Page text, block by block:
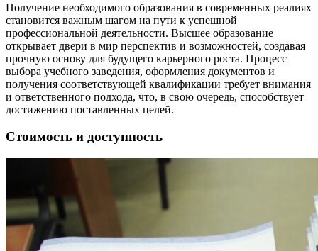
Получение необходимого образования в современных реалиях
становится важным шагом на пути к успешной
профессиональной деятельности. Высшее образование
открывает двери в мир перспектив и возможностей, создавая
прочную основу для будущего карьерного роста. Процесс
выбора учебного заведения, оформления документов и
получения соответствующей квалификации требует внимания
и ответственного подхода, что, в свою очередь, способствует
достижению поставленных целей.
Стоимость и доступность